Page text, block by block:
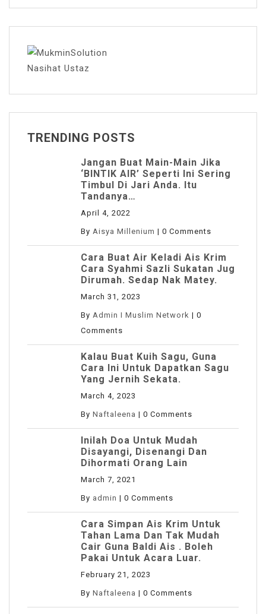
Nasihat Ustaz
TRENDING POSTS
Jangan Buat Main-Main Jika
‘BINTIK AIR’ Seperti Ini Sering
Timbul Di Jari Anda. Itu
Tandanya…
April 4, 2022
By Aisya Millenium | 0 Comments
Cara Buat Air Keladi Ais Krim
Cara Syahmi Sazli Sukatan Jug
Dirumah. Sedap Nak Matey.
March 31, 2023
By Admin I Muslim Network | 0
Comments
Kalau Buat Kuih Sagu, Guna
Cara Ini Untuk Dapatkan Sagu
Yang Jernih Sekata.
March 4, 2023
By Naftaleena | 0 Comments
Inilah Doa Untuk Mudah
Disayangi, Disenangi Dan
Dihormati Orang Lain
March 7, 2021
By admin | 0 Comments
Cara Simpan Ais Krim Untuk
Tahan Lama Dan Tak Mudah
Cair Guna Baldi Ais . Boleh
Pakai Untuk Acara Luar.
February 21, 2023
By Naftaleena | 0 Comments